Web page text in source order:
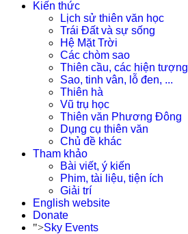
Kiến thức
Lịch sử thiên văn học
Trái Đất và sự sống
Hệ Mặt Trời
Các chòm sao
Thiên cầu, các hiện tượng
Sao, tinh vân, lỗ đen, ...
Thiên hà
Vũ trụ học
Thiên văn Phương Đông
Dụng cụ thiên văn
Chủ đề khác
Tham khảo
Bài viết, ý kiến
Phim, tài liệu, tiện ích
Giải trí
English website
Donate
">Sky Events